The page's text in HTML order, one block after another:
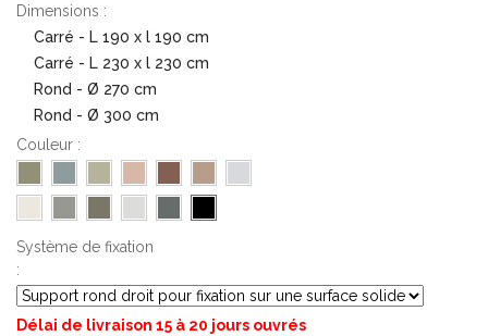
Dimensions :
Carré - L 190 x l 190 cm
Carré - L 230 x l 230 cm
Rond - Ø 270 cm
Rond - Ø 300 cm
Couleur :
Système de fixation
:
Délai de livraison 15 à 20 jours ouvrés